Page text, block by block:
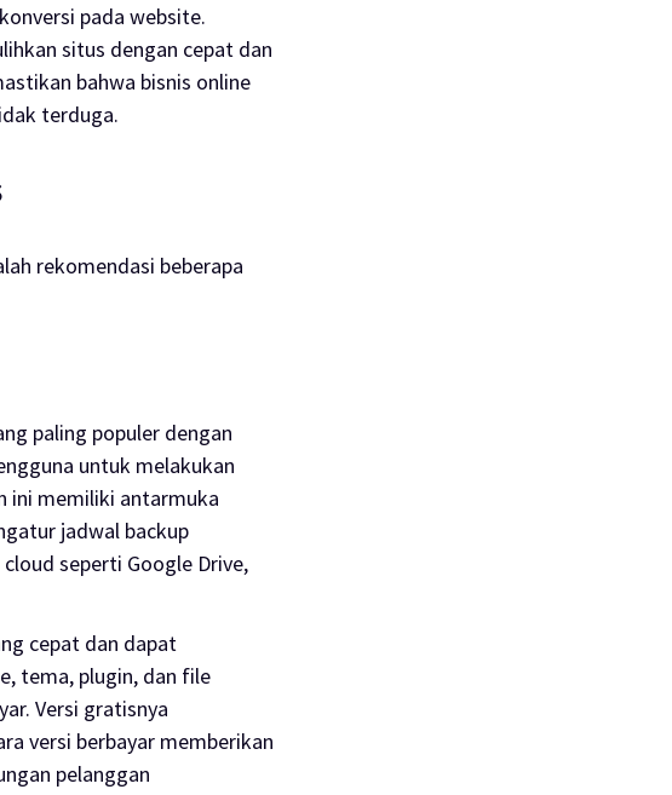
pada website.
situs dengan cepat dan
bahwa bisnis online
terduga.
rekomendasi beberapa
paling populer dengan
untuk melakukan
ini memiliki antarmuka
jadwal backup
cloud seperti Google Drive,
cepat dan dapat
, tema, plugin, dan file
Versi gratisnya
versi berbayar memberikan
pelanggan